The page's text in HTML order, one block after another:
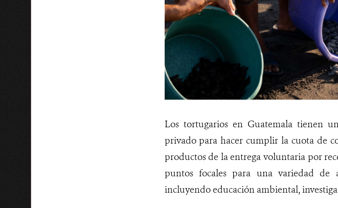
Los tortugarios en Guatemala tienen
privado para hacer cumplir la cuota de
productos de la entrega voluntaria por
puntos focales para una variedad de
incluyendo educación ambiental,